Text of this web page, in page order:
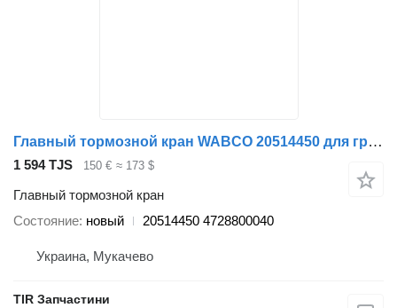
Главный тормозной кран WABCO 20514450 для грузовика Volvo
1 594 TJS 150 € ≈ 173 $
Главный тормозной кран
Состояние новый 20514450 4728800040
Украина, Мукачево
TIR Запчастини